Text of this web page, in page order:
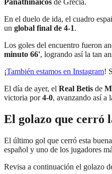
Panathinaicos de Grecia.
En el duelo de ida, el cuadro
un global final de 4-1.
Los goles del encuentro fueron
minuto 66', logrando así la tan
¡También estamos en Instagram!
El día de ayer, el Real Betis de
victoria por4-0, avanzando así a
El golazo que cerró
El último gol que cerró esta
español y uno de los jugadores
Revisa a continuación el golazo